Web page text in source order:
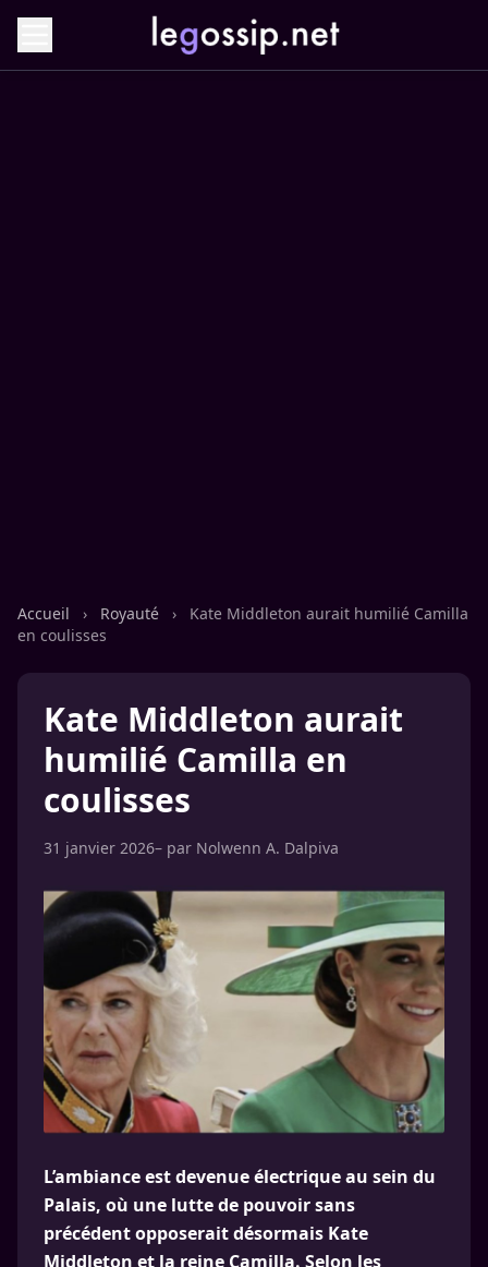
Accueil › Royauté ›
Kate Middleton aurait humilié Camilla
en coulisses
Kate Middleton aurait
humilié Camilla en
coulisses
31 janvier 2026– par Nolwenn A. Dalpiva
L’ambiance est devenue électrique au sein du
Palais, où une lutte de pouvoir sans
précédent opposerait désormais Kate
Middleton et la reine Camilla. Selon les